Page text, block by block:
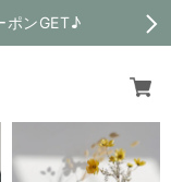
ポンGET♪